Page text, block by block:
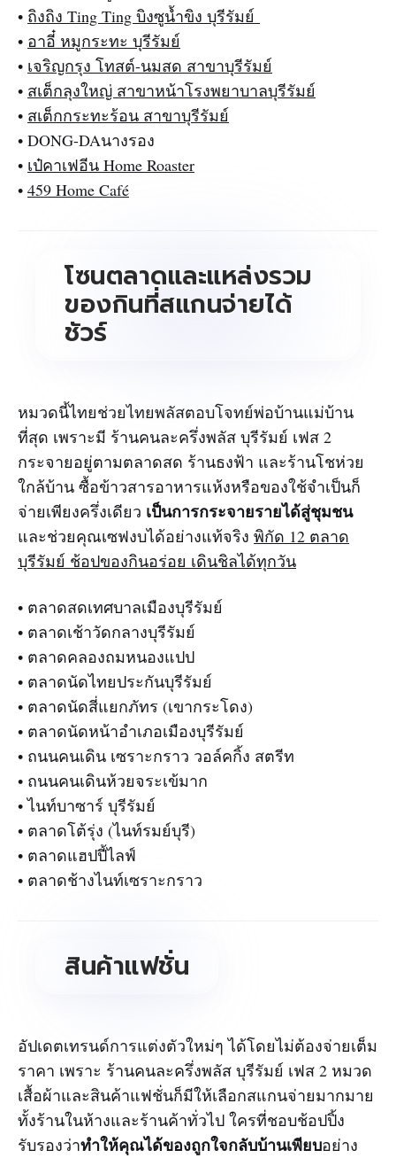
• ถิงถิง Ting Ting บิงซูน้ำขิง บุรีรัมย์
• อาอี๋ หมูกระทะ บุรีรัมย์
• เจริญกรุง โทสต์-นมสด สาขาบุรีรัมย์
• สเต็กลุงใหญ่ สาขาหน้าโรงพยาบาลบุรีรัมย์
• สเต็กกระทะร้อน สาขาบุรีรัมย์
• DONG-DAนางรอง
• เป๋คาเฟอีน Home Roaster
• 459 Home Café
โซนตลาดและแหล่งรวม
ของกินที่สแกนจ่ายได้
ชัวร์
หมวดนี้ไทยช่วยไทยพลัสตอบโจทย์พ่อบ้านแม่บ้าน
ที่สุด เพราะมี ร้านคนละครึ่งพลัส บุรีรัมย์ เฟส 2
กระจายอยู่ตามตลาดสด ร้านธงฟ้า และร้านโชห่วย
ใกล้บ้าน ซื้อข้าวสารอาหารแห้งหรือของใช้จำเป็นก็
จ่ายเพียงครึ่งเดียว เป็นการกระจายรายได้สู่ชุมชน
และช่วยคุณเซฟงบได้อย่างแท้จริง พิกัด 12 ตลาด
บุรีรัมย์ ช้อปของกินอร่อย เดินชิลได้ทุกวัน
• ตลาดสดเทศบาลเมืองบุรีรัมย์
• ตลาดเช้าวัดกลางบุรีรัมย์
• ตลาดคลองถมหนองแปป
• ตลาดนัดไทยประกันบุรีรัมย์
• ตลาดนัดสี่แยกภัทร (เขากระโดง)
• ตลาดนัดหน้าอำเภอเมืองบุรีรัมย์
• ถนนคนเดิน เซราะกราว วอล์คกิ้ง สตรีท
• ถนนคนเดินห้วยจระเข้มาก
• ไนท์บาซาร์ บุรีรัมย์
• ตลาดโต้รุ่ง (ไนท์รมย์บุรี)
• ตลาดแฮปปี้ไลฟ์
• ตลาดช้างไนท์เซราะกราว
สินค้าแฟชั่น
อัปเดตเทรนด์การแต่งตัวใหม่ๆ ได้โดยไม่ต้องจ่ายเต็ม
ราคา เพราะ ร้านคนละครึ่งพลัส บุรีรัมย์ เฟส 2 หมวด
เสื้อผ้าและสินค้าแฟชั่นก็มีให้เลือกสแกนจ่ายมากมาย
ทั้งร้านในห้างและร้านค้าทั่วไป ใครที่ชอบช้อปปิ้ง
รับรองว่าทำให้คุณได้ของถูกใจกลับบ้านเพียบอย่าง